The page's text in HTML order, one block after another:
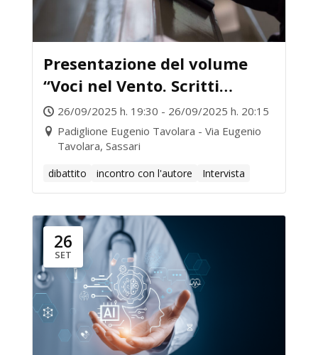
Presentazione del volume
“Voci nel Vento. Scritti
interdisciplinari contro la
violenza sulle donne”
26/09/2025 h. 19:30 - 26/09/2025 h. 20:15
Padiglione Eugenio Tavolara - Via Eugenio
Tavolara, Sassari
dibattito incontro con l'autore Intervista
26
SET